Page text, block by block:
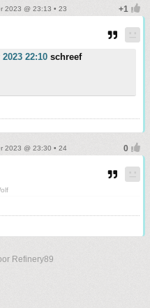
2023 @ 23:13 • 23
22:10 schreef
2023 @ 23:30 • 24
Refinery89